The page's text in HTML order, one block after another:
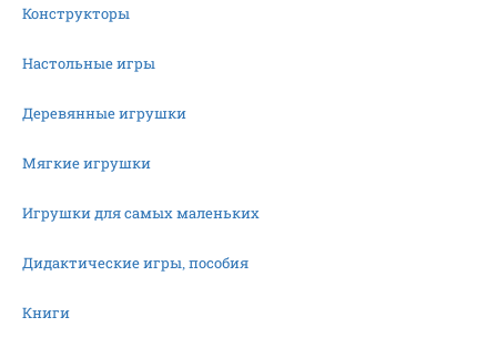
Конструкторы
Настольные игры
Деревянные игрушки
Мягкие игрушки
Игрушки для самых маленьких
Дидактические игры, пособия
Книги